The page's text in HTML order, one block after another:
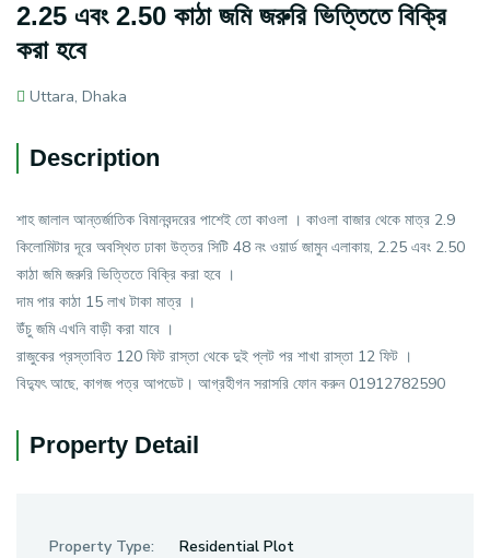
2.25 এবং 2.50 কাঠা জমি জরুরি ভিত্তিতে বিক্রি
করা হবে
Uttara, Dhaka
Description
শাহ জালাল আন্তর্জাতিক বিমানবন্দরের পাশেই তো কাওলা । কাওলা বাজার থেকে মাত্র 2.9
কিলোমিটার দূরে অবস্থিত ঢাকা উত্তর সিটি 48 নং ওয়ার্ড জামুন এলাকায়, 2.25 এবং 2.50
কাঠা জমি জরুরি ভিত্তিতে বিক্রি করা হবে ।
দাম পার কাঠা 15 লাখ টাকা মাত্র ।
উঁচু জমি এখনি বাড়ী করা যাবে ।
রাজুকের প্রস্তাবিত 120 ফিট রাস্তা থেকে দুই প্লট পর শাখা রাস্তা 12 ফিট ।
বিদ্যুৎ আছে, কাগজ পত্র আপডেট। আগ্রহীগন সরাসরি ফোন করুন 01912782590
Property Detail
Property Type: Residential Plot